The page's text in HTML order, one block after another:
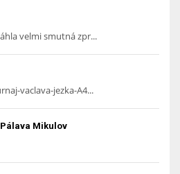
velmi smutná zpr...
vaclava-jezka-A4...
Mikulov